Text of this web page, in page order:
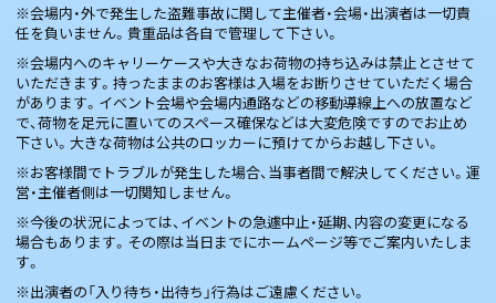
※会場内・外で発生した盗難事故に関して主催者・会場・出演者は一切責
任を負いません。貴重品は各自で管理して下さい。
※会場内へのキャリーケースや大きなお荷物の持ち込みは禁止とさせて
いただきます。持ったままのお客様は入場をお断りさせていただく場合
があります。イベント会場や会場内通路などの移動導線上への放置など
で、荷物を足元に置いてのスペース確保などは大変危険ですのでお止め
下さい。大きな荷物は公共のロッカーに預けてからお越し下さい。
※お客様間でトラブルが発生した場合、当事者間で解決してください。運
営・主催者側は一切関知しません。
※今後の状況によっては、イベントの急遽中止・延期、内容の変更になる
場合もあります。その際は当日までにホームページ等でご案内いたしま
す。
※出演者の「入り待ち・出待ち」行為はご遠慮ください。